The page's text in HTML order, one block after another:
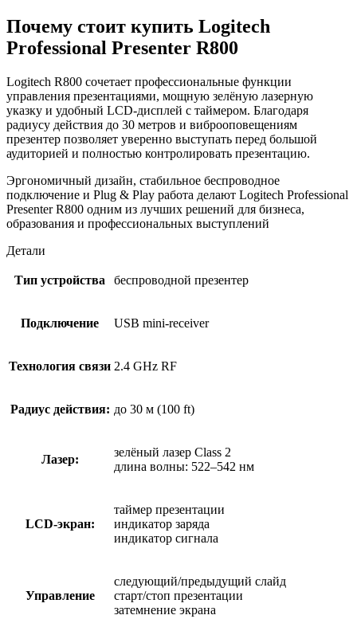
Почему стоит купить Logitech
Professional Presenter R800
Logitech R800 сочетает профессиональные функции
управления презентациями, мощную зелёную лазерную
указку и удобный LCD-дисплей с таймером. Благодаря
радиусу действия до 30 метров и виброоповещениям
презентер позволяет уверенно выступать перед большой
аудиторией и полностью контролировать презентацию.
Эргономичный дизайн, стабильное беспроводное
подключение и Plug & Play работа делают Logitech Professional
Presenter R800 одним из лучших решений для бизнеса,
образования и профессиональных выступлений
Детали
Тип устройства беспроводной презентер
Подключение USB mini-receiver
Технология связи 2.4 GHz RF
Радиус действия: до 30 м (100 ft)
Лазер:
зелёный лазер Class 2
длина волны: 522–542 нм
LCD-экран:
таймер презентации
индикатор заряда
индикатор сигнала
Управление
следующий/предыдущий слайд
старт/стоп презентации
затемнение экрана